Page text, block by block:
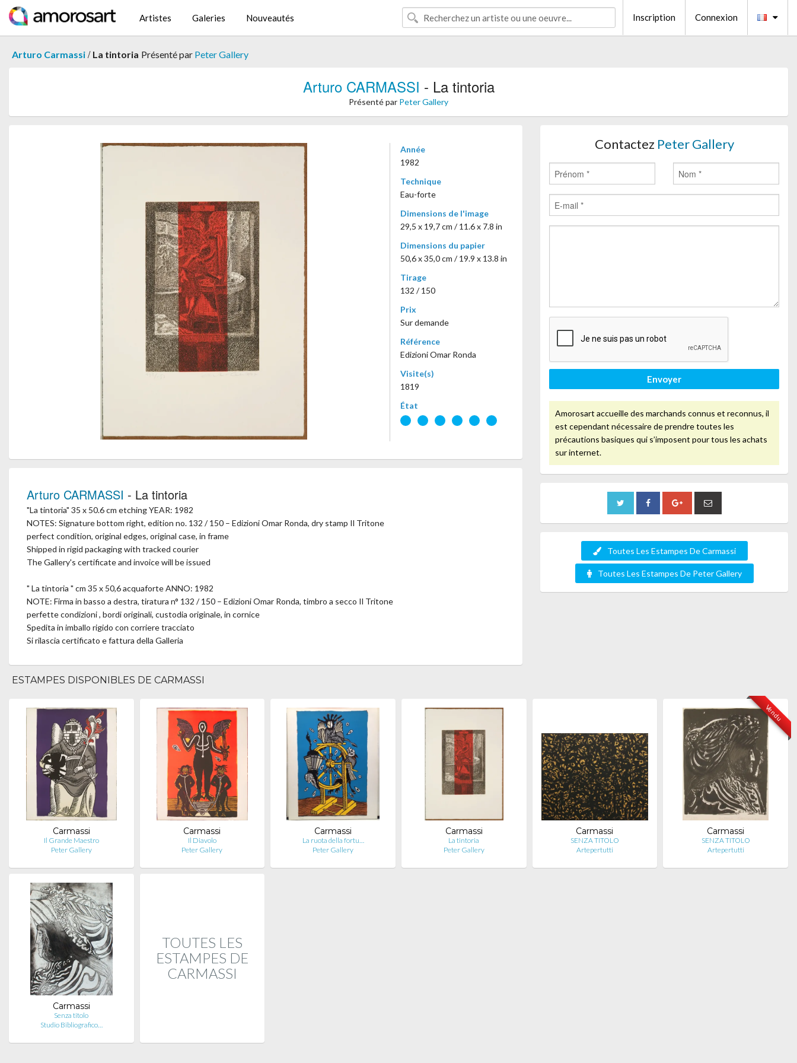
Artistes Galeries Nouveautés Inscription Connexion
Arturo Carmassi / La tintoria Présenté par Peter Gallery
Arturo CARMASSI - La tintoria
Présenté par Peter Gallery
Année
1982
Technique
Eau-forte
Dimensions de l'image
29,5 x 19,7 cm / 11.6 x 7.8 in
Dimensions du papier
50,6 x 35,0 cm / 19.9 x 13.8 in
Tirage
132 / 150
Prix
Sur demande
Référence
Edizioni Omar Ronda
Visite(s)
1819
État
Arturo CARMASSI - La tintoria
"La tintoria" 35 x 50.6 cm etching YEAR: 1982
NOTES: Signature bottom right, edition no. 132 / 150 – Edizioni Omar Ronda, dry stamp Il Tritone
perfect condition, original edges, original case, in frame
Shipped in rigid packaging with tracked courier
The Gallery's certificate and invoice will be issued
" La tintoria " cm 35 x 50,6 acquaforte ANNO: 1982
NOTE: Firma in basso a destra, tiratura n° 132 / 150 – Edizioni Omar Ronda, timbro a secco Il Tritone
perfette condizioni , bordi originali, custodia originale, in cornice
Spedita in imballo rigido con corriere tracciato
Si rilascia certificato e fattura della Galleria
Contactez Peter Gallery
Envoyer
Amorosart accueille des marchands connus et reconnus, il
est cependant nécessaire de prendre toutes les
précautions basiques qui s’imposent pour tous les achats
sur internet.
Toutes Les Estampes De Carmassi
Toutes Les Estampes De Peter Gallery
ESTAMPES DISPONIBLES DE CARMASSI
Carmassi
Il Grande Maestro
Peter Gallery
Carmassi
Il Diavolo
Peter Gallery
Carmassi
La ruota della fortu…
Peter Gallery
Carmassi
La tintoria
Peter Gallery
Carmassi
SENZA TITOLO
Artepertutti
Vendu
Carmassi
SENZA TITOLO
Artepertutti
Carmassi
Senza titolo
Studio Bibliografico…
TOUTES LES
ESTAMPES DE
CARMASSI